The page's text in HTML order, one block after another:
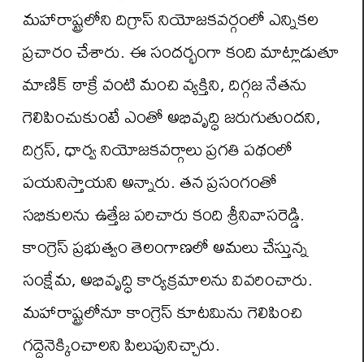
మహారాష్ట్రలోని దిగ్రాస్ నియోజకవర్గంలో ఎన్నికల
ప్రచారం చేశారు. ఈ సందర్భంగా కంది మాట్లాడుతూ
మాణిక్ ఠాక్రే వంటి మంచి వ్యక్తిని, దిగ్గజ నేత‌ను
గెలిపించుకుంటే ఎంతో అభివృద్ధి జ‌రుగుతుంద‌ని,
దిగ్రస్‌, ధార్వ నియోజ‌క‌వ‌ర్గాలు ప్రగ‌తి ప‌థంలో
ప‌య‌నిస్తాయ‌ని అన్నారు. త‌న ప్రసంగంతో
స‌భికుల‌ను ఉత్తేజ ప‌రిచారు కంది శ్రీ‌నివాస‌రెడ్డి.
కాంగ్రెస్ ప్రభుత్వం తెలంగాణ‌లో అమ‌లు చేస్తున్న
సంక్షేమ‌, అభివృద్ధి కార్యక్రమాల‌ను వివ‌రించారు.
మ‌హారాష్ట్రలోనూ కాంగ్రెస్ కూట‌మిను గెలిపించి
గ‌ద్దెనెక్కించాల‌ని పిలుపునిచ్చారు.